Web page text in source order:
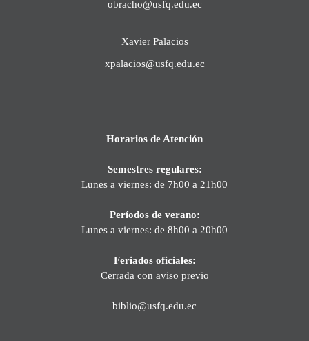
obracho@usfq.edu.ec
Xavier Palacios
xpalacios@usfq.edu.ec
Horarios de Atención
Semestres regulares:
Lunes a viernes: de 7h00 a 21h00
Períodos de verano:
Lunes a viernes: de 8h00 a 20h00
Feriados oficiales:
Cerrada con aviso previo
biblio@usfq.edu.ec